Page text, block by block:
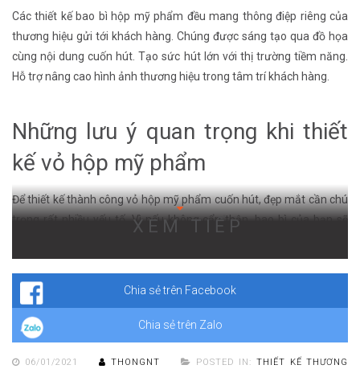
Các thiết kế bao bì hộp mỹ phẩm đều mang thông điệp riêng của
thương hiệu gửi tới khách hàng. Chúng được sáng tạo qua đồ họa
cùng nội dung cuốn hút. Tạo sức hút lớn với thị trường tiềm năng.
Hỗ trợ nâng cao hình ảnh thương hiệu trong tâm trí khách hàng.
Những lưu ý quan trọng khi thiết
kế vỏ hộp mỹ phẩm
Để thiết kế thành công vỏ hộp mỹ phẩm cuốn hút, đẹp mắt cần chú
trọng rất nhiều yếu tố. Vì nếu không cẩn thận, bao bì của bạn sẽ
dựng ấn tượng với khách hàng tiềm năng. Dưới đây là những lưu ý
quan trọng khi thiết kế bao bì mỹ phẩm bạn nên biết:
XEM TIẾP
Chia sẻ trên Facebook
Chia sẻ trên Zalo
06/01/2021 THONGNT POSTED IN: THIẾT KẾ THƯƠNG